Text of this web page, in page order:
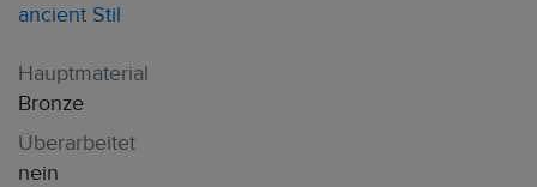
ancient Stil
Hauptmaterial
Bronze
Überarbeitet
nein